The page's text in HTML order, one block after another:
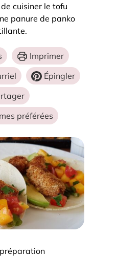
cuisiner le tofu
panure de panko
Imprimer
Épingler
préférées